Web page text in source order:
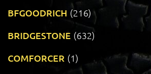
BFGOODRICH (216)
BRIDGESTONE (632)
COMFORCER (1)